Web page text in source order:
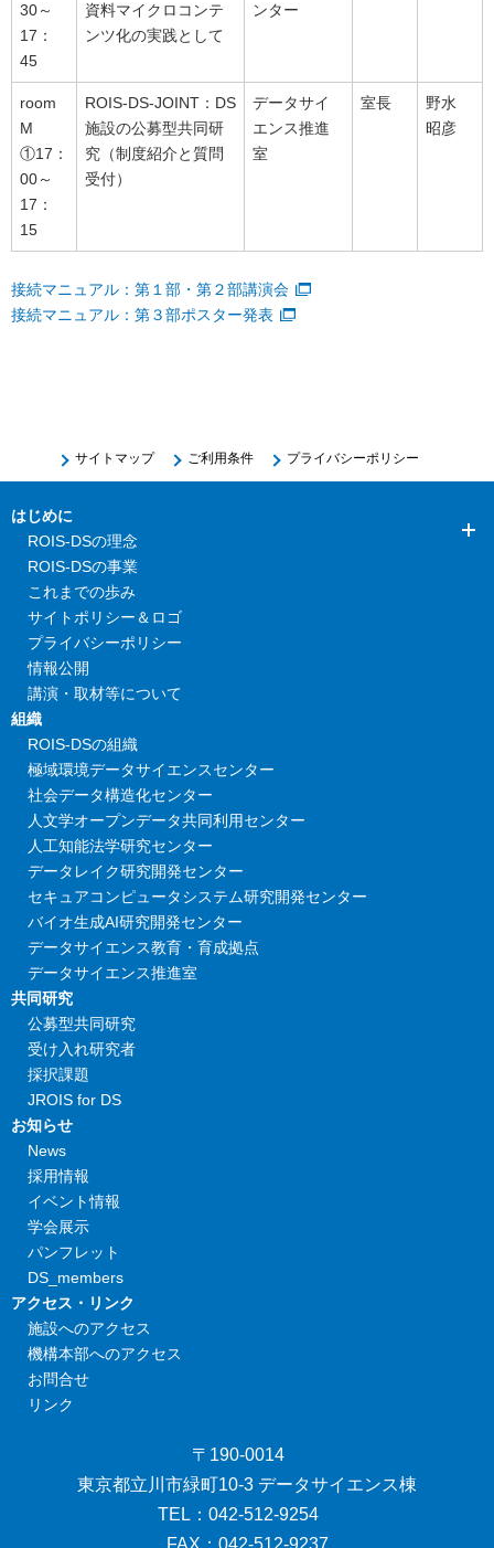
30～
17：
45
資料マイクロコンテ
ンツ化の実践として
ンター
room
M
①17：
00～
17：
15
ROIS-DS-JOINT：DS
施設の公募型共同研
究（制度紹介と質問
受付）
データサイ
エンス推進
室
室長
野水
昭彦
接続マニュアル：第１部・第２部講演会
接続マニュアル：第３部ポスター発表
サイトマップ ご利用条件 プライバシーポリシー
はじめに
ROIS-DSの理念
ROIS-DSの事業
これまでの歩み
サイトポリシー＆ロゴ
プライバシーポリシー
情報公開
講演・取材等について
組織
ROIS-DSの組織
極域環境データサイエンスセンター
社会データ構造化センター
人文学オープンデータ共同利用センター
人工知能法学研究センター
データレイク研究開発センター
セキュアコンピュータシステム研究開発センター
バイオ生成AI研究開発センター
データサイエンス教育・育成拠点
データサイエンス推進室
共同研究
公募型共同研究
受け入れ研究者
採択課題
JROIS for DS
お知らせ
News
採用情報
イベント情報
学会展示
パンフレット
DS_members
アクセス・リンク
施設へのアクセス
機構本部へのアクセス
お問合せ
リンク
〒190-0014
東京都立川市緑町10-3 データサイエンス棟
TEL：042-512-9254